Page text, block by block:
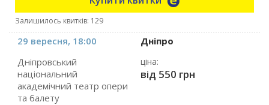
Залишилось квитків: 129
29 вересня, 18:00
Дніпро
Дніпровський
національний
академічний театр опери
та балету
ціна:
від 550 грн